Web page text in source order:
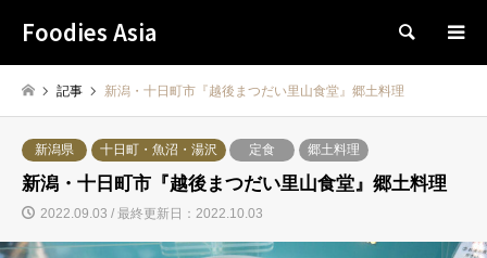
Foodies Asia 検索
記事 新潟・十日町市『越後まつだい里山食堂』郷土料理
新潟県 十日町・魚沼・湯沢 定食 郷土料理
新潟・十日町市『越後まつだい里山食堂』郷土料理
2022.09.03 / 最終更新日：2022.10.03